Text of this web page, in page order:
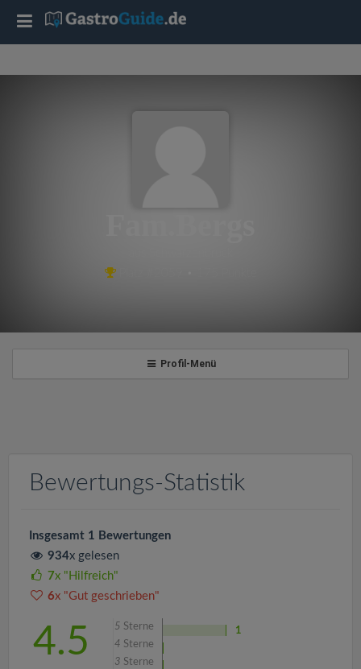
Platz #2059 • 175 Punkte
Profil-Menü
Bewertungs-Statistik
Insgesamt 1 Bewertungen
934x gelesen
7x "Hilfreich"
6x "Gut geschrieben"
4.5 5 Sterne
1
4 Sterne
3 Sterne
T
a
t
i